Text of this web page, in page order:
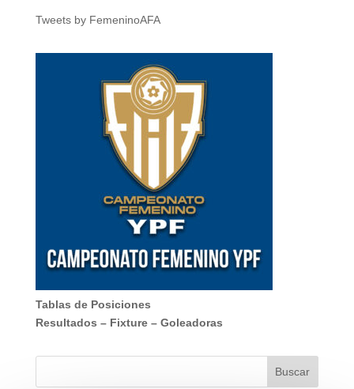
Tweets by FemeninoAFA
Tablas de Posiciones
Resultados – Fixture– Goleadoras